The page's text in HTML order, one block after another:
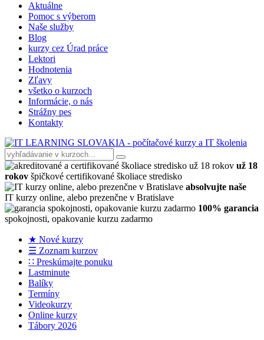
Aktuálne
Pomoc s výberom
Naše služby
Blog
kurzy cez Úrad práce
Lektori
Hodnotenia
Zľavy
všetko o kurzoch
Informácie, o nás
Strážny pes
Kontakty
už 18
rokov špičkové certifikované školiace stredisko
absolvujte naše
IT kurzy online, alebo prezenčne v Bratislave
100% garancia
spokojnosti, opakovanie kurzu zadarmo
★ Nové kurzy
☰ Zoznam kurzov
∷ Preskúmajte ponuku
Lastminute
Balíky
Termíny
Videokurzy
Online kurzy
Tábory 2026